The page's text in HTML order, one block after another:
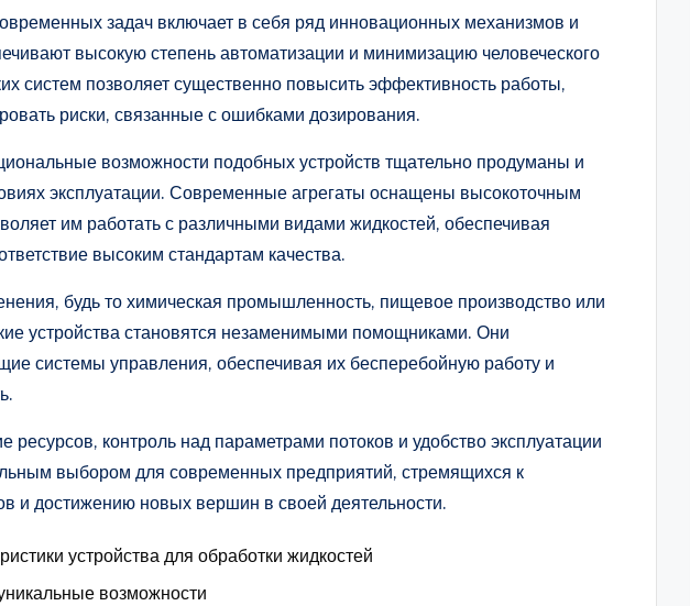
задач включает в себя ряд инновационных механизмов и
высокую степень автоматизации и минимизацию человеческого
систем позволяет существенно повысить эффективность работы,
риски, связанные с ошибками дозирования.
возможности подобных устройств тщательно продуманы и
эксплуатации. Современные агрегаты оснащены высокоточным
им работать с различными видами жидкостей, обеспечивая
высоким стандартам качества.
будь то химическая промышленность, пищевое производство или
устройства становятся незаменимыми помощниками. Они
системы управления, обеспечивая их бесперебойную работу и
контроль над параметрами потоков и удобство эксплуатации
выбором для современных предприятий, стремящихся к
и достижению новых вершин в своей деятельности.
устройства для обработки жидкостей
возможности